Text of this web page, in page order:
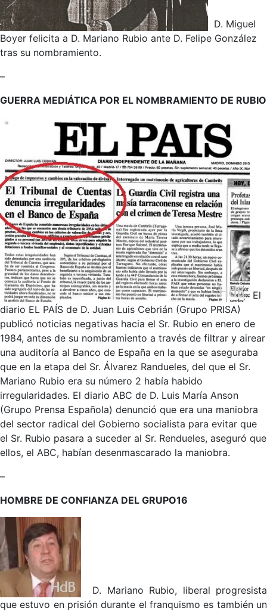
D. Miguel
Boyer felicita a D. Mariano Rubio ante D. Felipe González
tras su nombramiento.
–
GUERRA MEDIÁTICA POR EL NOMBRAMIENTO DE RUBIO
El
diario EL PAÍS de D. Juan Luis Cebrián (Grupo PRISA)
publicó noticias negativas hacia el Sr. Rubio en enero de
1984, antes de su nombramiento a través de filtrar y airear
una auditoría al Banco de España en la que se aseguraba
que en la etapa del Sr. Álvarez Randueles, del que el Sr.
Mariano Rubio era su número 2 había habido
irregularidades. El diario ABC de D. Luis María Anson
(Grupo Prensa Española) denunció que era una maniobra
del sector radical del Gobierno socialista para evitar que
el Sr. Rubio pasara a suceder al Sr. Rendueles, aseguró que
ellos, el ABC, habían desenmascarado la maniobra.
–
HOMBRE DE CONFIANZA DEL GRUPO16
D. Mariano Rubio, liberal progresista
que estuvo en prisión durante el franquismo es también un